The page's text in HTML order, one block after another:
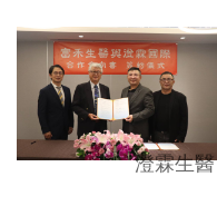
澄霖生醫